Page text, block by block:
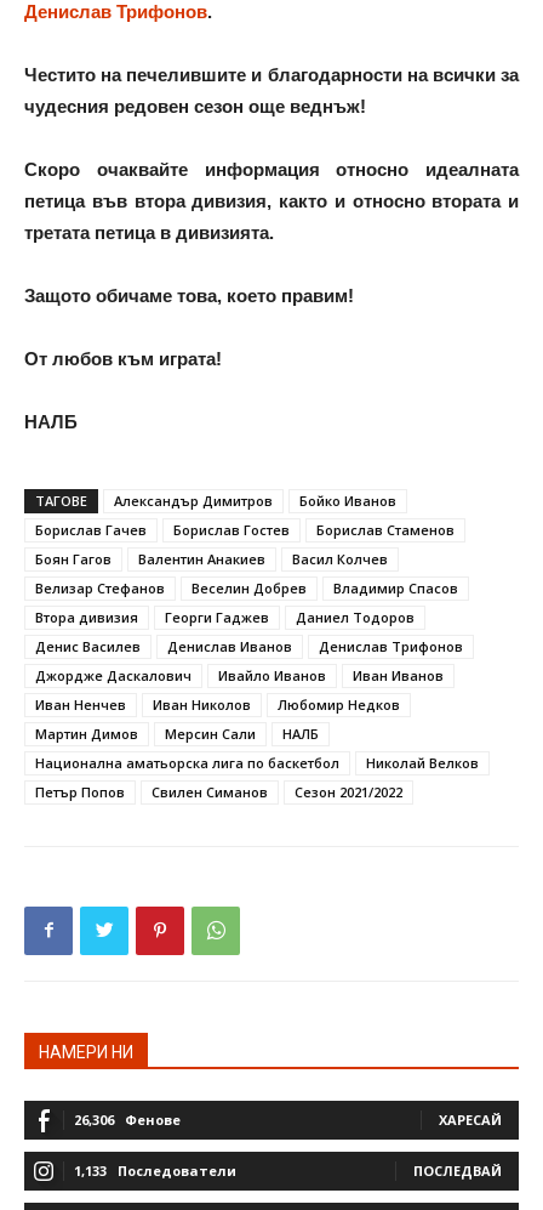
Денислав Трифонов.
Честито на печелившите и благодарности на всички за
чудесния редовен сезон още веднъж!
Скоро очаквайте информация относно идеалната
петица във втора дивизия, както и относно втората и
третата петица в дивизията.
Защото обичаме това, което правим!
От любов към играта!
НАЛБ
ТАГОВЕ Александър Димитров
Бойко Иванов
Борислав Гачев
Борислав Гостев
Борислав Стаменов
Боян Гагов
Валентин Анакиев
Васил Колчев
Велизар Стефанов
Веселин Добрев
Владимир Спасов
Втора дивизия
Георги Гаджев
Даниел Тодоров
Денис Василев
Денислав Иванов
Денислав Трифонов
Джордже Даскалович
Ивайло Иванов
Иван Иванов
Иван Ненчев
Иван Николов
Любомир Недков
Мартин Димов
Мерсин Сали
НАЛБ
Национална аматьорска лига по баскетбол
Николай Велков
Петър Попов
Свилен Симанов Сезон 2021/2022
НАМЕРИ НИ
26,306 Фенове ХАРЕСАЙ
1,133 Последователи ПОСЛЕДВАЙ